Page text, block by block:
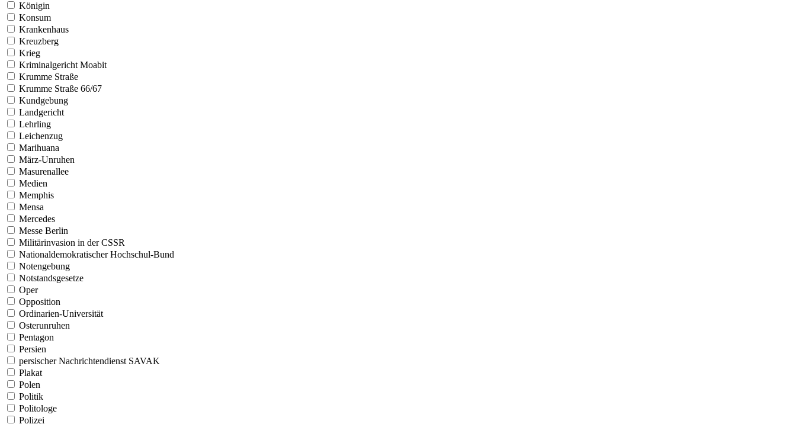
Königin
Konsum
Krankenhaus
Kreuzberg
Krieg
Kriminalgericht Moabit
Krumme Straße
Krumme Straße 66/67
Kundgebung
Landgericht
Lehrling
Leichenzug
Marihuana
März-Unruhen
Masurenallee
Medien
Memphis
Mensa
Mercedes
Messe Berlin
Militärinvasion in der CSSR
Nationaldemokratischer Hochschul-Bund
Notengebung
Notstandsgesetze
Oper
Opposition
Ordinarien-Universität
Osterunruhen
Pentagon
Persien
persischer Nachrichtendienst SAVAK
Plakat
Polen
Politik
Politologe
Polizei